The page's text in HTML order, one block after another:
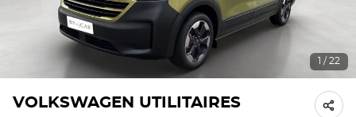
1 / 22
VOLKSWAGEN UTILITAIRES